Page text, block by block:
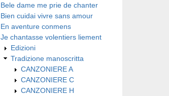
Bele dame me prie de chanter
Bien cuidai vivre sans amour
En aventure conmens
Je chantasse volentiers liement
Edizioni
Tradizione manoscritta
CANZONIERE A
CANZONIERE C
CANZONIERE H